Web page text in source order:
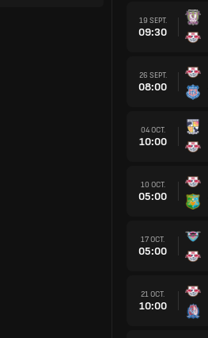
19 SEPT.
09:30
26 SEPT.
08:00
04 OCT.
10:00
10 OCT.
05:00
17 OCT.
05:00
21 OCT.
10:00